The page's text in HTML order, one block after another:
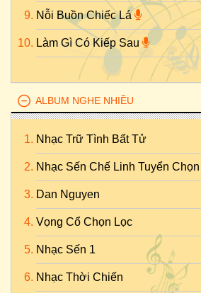
Nỗi Buồn Chiếc Lá
Làm Gì Có Kiếp Sau
ALBUM NGHE NHIỀU
Nhạc Trữ Tình Bất Tử
Nhạc Sến Chế Linh Tuyển Chọn
Dan Nguyen
Vọng Cổ Chọn Lọc
Nhạc Sến 1
Nhạc Thời Chiến